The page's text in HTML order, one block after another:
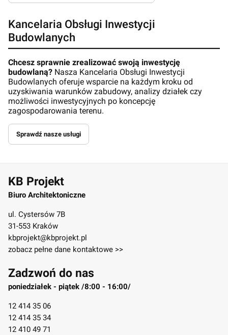
Kancelaria Obsługi Inwestycji
Budowlanych
Chcesz sprawnie zrealizować swoją inwestycję
budowlaną? Nasza Kancelaria Obsługi Inwestycji
Budowlanych oferuje wsparcie na każdym kroku od
uzyskiwania warunków zabudowy, analizy działek czy
możliwości inwestycyjnych po koncepcję
zagospodarowania terenu.
Sprawdź nasze usługi
KB Projekt
Biuro Architektoniczne
ul. Cystersów 7B
31-553 Kraków
kbprojekt@kbprojekt.pl
zobacz pełne dane kontaktowe >>
Zadzwoń do nas
poniedziałek - piątek /8:00 - 16:00/
12 414 35 06
12 414 35 34
12 410 49 71